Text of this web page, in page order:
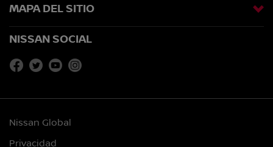
MAPA DEL SITIO
NISSAN SOCIAL
Nissan Global
Privacidad